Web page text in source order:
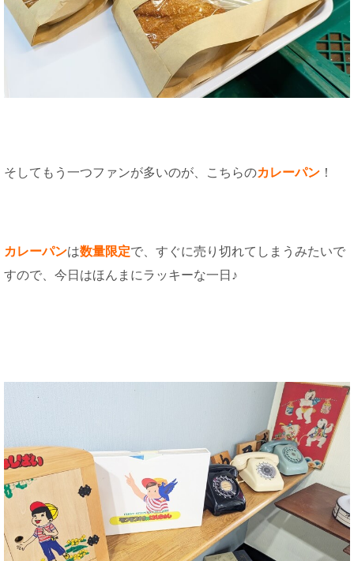
そしてもう一つファンが多いのが、こちらのカレーパン ！
カレーパンは数量限定で、すぐに売り切れてしまうみたいで
すので、今日はほんまにラッキーな一日♪